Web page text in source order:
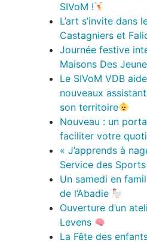
SIVoM !
L’art s’invite dans
Castagniers et
Journée festive
Maisons Des
Le SIVoM VDB
nouveaux
son territoire
Nouveau : un
faciliter votre
« J’apprends à
Service des
Un samedi en
de l’Abadie
Ouverture d’un
Levens
La Fête des